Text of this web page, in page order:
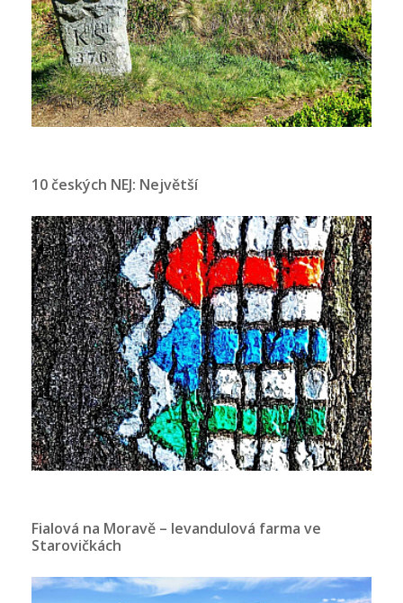
10 českých NEJ: Největší
Fialová na Moravě – levandulová farma ve
Starovičkách